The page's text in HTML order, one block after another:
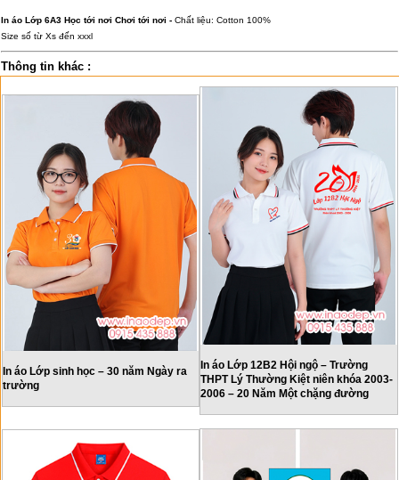
In áo Lớp 6A3 Học tới nơi Chơi tới nơi - Chất liệu: Cotton 100%
Size số từ Xs đến xxxl
Thông tin khác :
In áo Lớp sinh học – 30 năm Ngày ra
trường
In áo Lớp 12B2 Hội ngộ – Trường
THPT Lý Thường Kiệt niên khóa 2003-
2006 – 20 Năm Một chặng đường